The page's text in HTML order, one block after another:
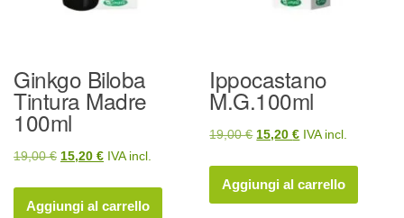
Ginkgo Biloba
Tintura Madre
100ml
19,00€ Il
originale
15,20 €Il
attuale
IVA incl.
Aggiungi al carrello
Ippocastano
M.G.100ml
19,00€ Il
originale
era:
15,20€Il
attuale
è:
IVA incl.
Aggiungi al carrello